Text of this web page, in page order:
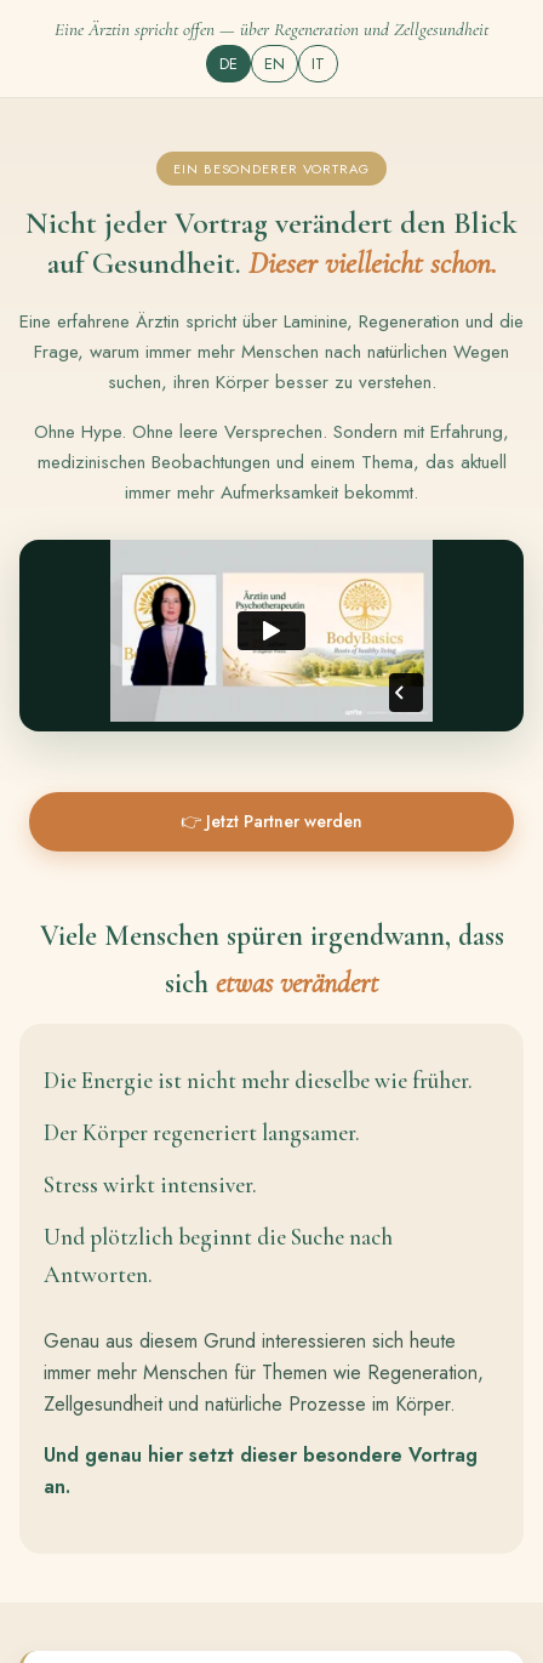
Eine Ärztin spricht offen — über Regeneration und Zellgesundheit
DE EN IT
EIN BESONDERER VORTRAG
Nicht jeder Vortrag verändert den Blick
auf Gesundheit. Dieser vielleicht schon.
Eine erfahrene Ärztin spricht über Laminine, Regeneration und die
Frage, warum immer mehr Menschen nach natürlichen Wegen
suchen, ihren Körper besser zu verstehen.
Ohne Hype. Ohne leere Versprechen. Sondern mit Erfahrung,
medizinischen Beobachtungen und einem Thema, das aktuell
immer mehr Aufmerksamkeit bekommt.
👉 Jetzt Partner werden
Viele Menschen spüren irgendwann, dass
sich etwas verändert
Die Energie ist nicht mehr dieselbe wie früher.
Der Körper regeneriert langsamer.
Stress wirkt intensiver.
Und plötzlich beginnt die Suche nach
Antworten.
Genau aus diesem Grund interessieren sich heute
immer mehr Menschen für Themen wie Regeneration,
Zellgesundheit und natürliche Prozesse im Körper.
Und genau hier setzt dieser besondere Vortrag
an.